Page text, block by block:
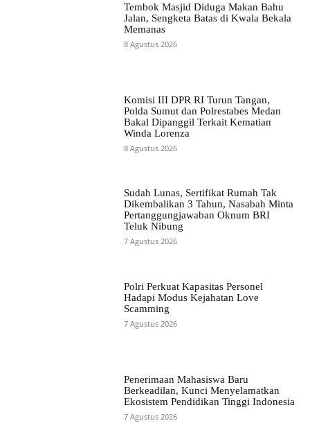
Tembok Masjid Diduga Makan Bahu
Jalan, Sengketa Batas di Kwala Bekala
Memanas
8 Agustus 2026
Komisi III DPR RI Turun Tangan,
Polda Sumut dan Polrestabes Medan
Bakal Dipanggil Terkait Kematian
Winda Lorenza
8 Agustus 2026
Sudah Lunas, Sertifikat Rumah Tak
Dikembalikan 3 Tahun, Nasabah Minta
Pertanggungjawaban Oknum BRI
Teluk Nibung
7 Agustus 2026
Polri Perkuat Kapasitas Personel
Hadapi Modus Kejahatan Love
Scamming
7 Agustus 2026
Penerimaan Mahasiswa Baru
Berkeadilan, Kunci Menyelamatkan
Ekosistem Pendidikan Tinggi Indonesia
7 Agustus 2026